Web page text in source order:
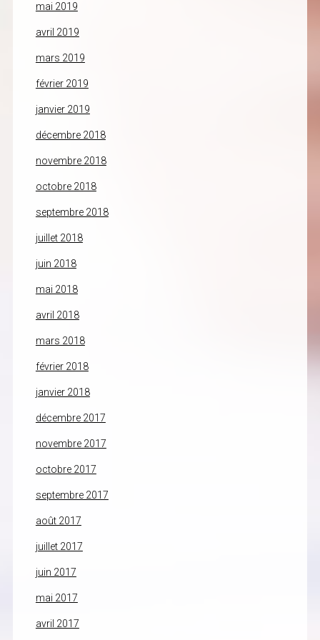
mai 2019
avril 2019
mars 2019
février 2019
janvier 2019
décembre 2018
novembre 2018
octobre 2018
septembre 2018
juillet 2018
juin 2018
mai 2018
avril 2018
mars 2018
février 2018
janvier 2018
décembre 2017
novembre 2017
octobre 2017
septembre 2017
août 2017
juillet 2017
juin 2017
mai 2017
avril 2017